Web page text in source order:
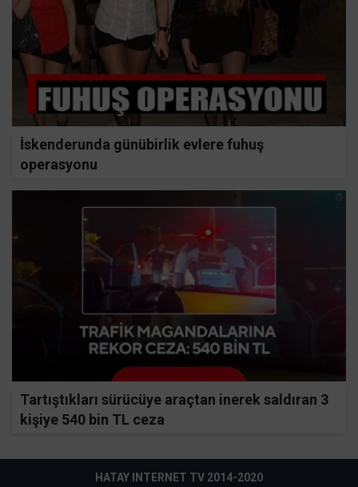
İskenderunda günübirlik evlere fuhuş
operasyonu
Tartıştıkları sürücüye araçtan inerek saldıran 3
kişiye 540 bin TL ceza
HATAY INTERNET TV 2014-2020